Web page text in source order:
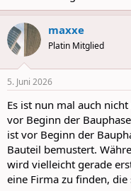
maxxe
Platin Mitglied
5. Juni 2026
Es ist nun mal auch
vor Beginn der
ist vor Beginn der
Bauteil bemustert.
wird vielleicht gerade
eine Firma zu finden, die